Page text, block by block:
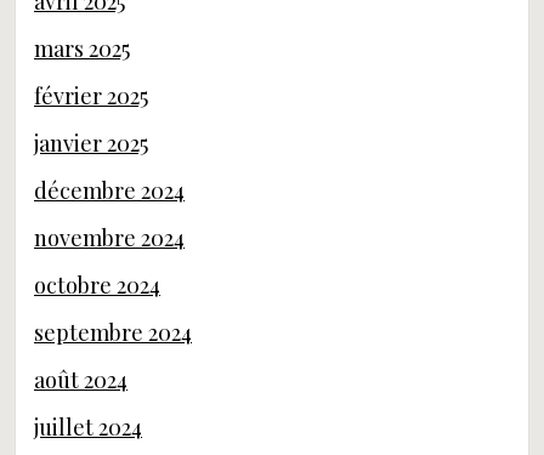
mars 2025
février 2025
janvier 2025
décembre 2024
novembre 2024
octobre 2024
septembre 2024
août 2024
juillet 2024